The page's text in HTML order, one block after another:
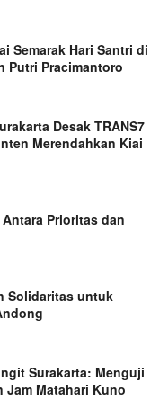
Semarak Hari Santri di
Putri Pracimantoro
Desak TRANS7
Merendahkan Kiai
Prioritas dan
Solidaritas untuk
Surakarta: Menguji
Jam Matahari Kuno